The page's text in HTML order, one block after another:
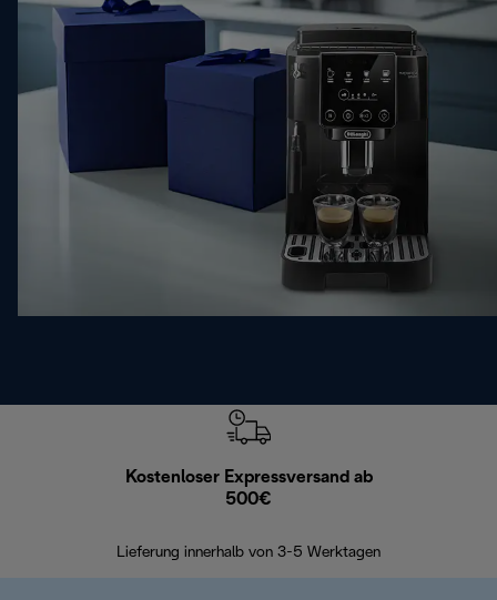
Kostenloser Expressversand ab
500€
Lieferung innerhalb von 3-5 Werktagen